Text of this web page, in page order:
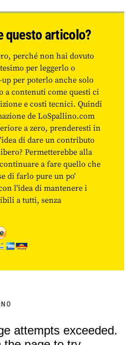
questo articolo?
perché non hai dovuto
per leggerlo o
per poterlo anche solo
a contenuti come questi ci
e costi tecnici. Quindi
de LoSpallino.com
a zero, prenderesti in
di dare un contributo
Permetterebbe alla
a fare quello che
di farlo pure un po'
l'idea di mantenere i
a tutti, senza